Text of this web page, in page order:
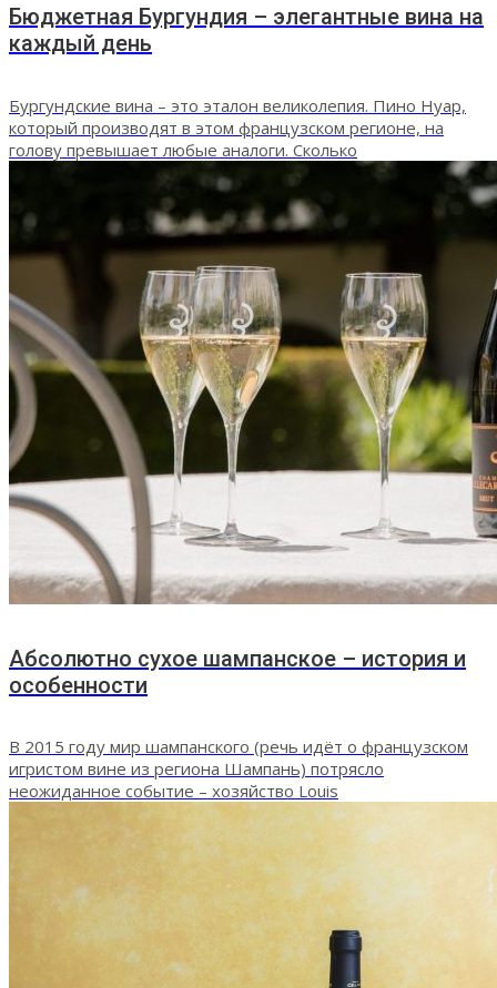
Бюджетная Бургундия – элегантные вина на
каждый день
Бургундские вина – это эталон великолепия. Пино Нуар,
который производят в этом французском регионе, на
голову превышает любые аналоги. Сколько
Абсолютно сухое шампанское – история и
особенности
В 2015 году мир шампанского (речь идёт о французском
игристом вине из региона Шампань) потрясло
неожиданное событие – хозяйство Louis